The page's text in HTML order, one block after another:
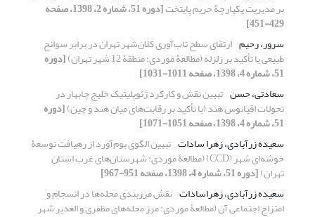
بر مدیریت یکپارچۀ حریم پایتخت [دوره 51، شماره 2، 1398، صفحه
429-451]
سرور، رحیم ارتقای سطح تاب‌آوری کلان‌شهر تهران در برابر سوانح
طبیعی با تأکید بر زلزله (مطالعۀ موردی: منطقۀ 12 شهر تهران) [دوره
51، شماره 4، 1398، صفحه 1011-1031]
سعادتی، حسن تبیین نقش و کارکرد ژئوپلیتیک خلیج چابهار در
تحولات اقیانوس هند (با تأکید بر رقابت‌های میان هند و چین)[دوره
51، شماره 4، 1398، صفحه 1051-1071]
سعیده زرآبادی، زهرا سادات تبیین الگوی بوم‌آورد از رهیافت توسعۀ
خوشه‌ای شهر (CCD) (مطالعۀ موردی: شهرستان‌های غرب استان
تهران)[دوره 51، شماره 4، 1398، صفحه 951-967]
سعیده زرآبادی، زهراسادات نقش مرزبندی محله‌ها در انسجام و
امتزاج اجتماعی آن (مطالعۀ موردی: مرز محله‌های مظفری و الغدیر شهر